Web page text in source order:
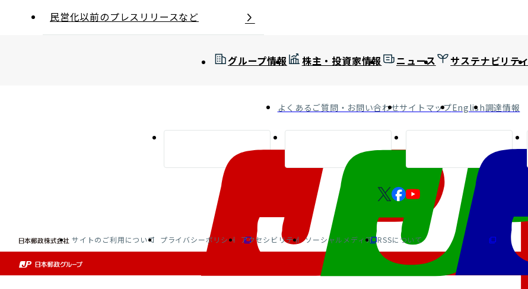
民営化以前のプレスリリースなど
グループ情報 株主・投資家情報 ニュース サステナビリティ
よくあるご質問・お問い合わせサイトマップEnglish調達情報
サイトのご利用について プライバシーポリシー アクセシビリティ ソーシャルメディア RSSについて